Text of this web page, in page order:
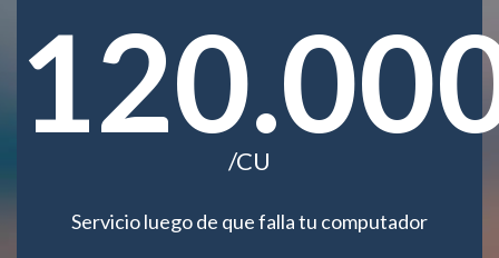
/CU
Servicio luego de que falla tu computador